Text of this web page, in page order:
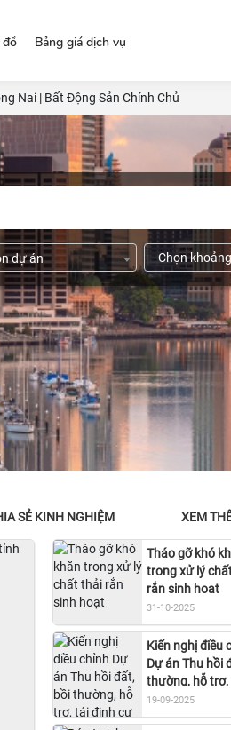
đồ Bảng giá dịch vụ
Nai | Bất Động Sản Chính Chủ
dự án Chọn
hướng nhà
SẺ KINH NGHIỆM XEM
Tháo gỡ khó
trong xử lý
rắn sinh hoạt
31-10-2025
Kiến nghị điều
Dự án Thu hồi
thường, hỗ trợ,
định cư Sân
Thành
19-09-2025